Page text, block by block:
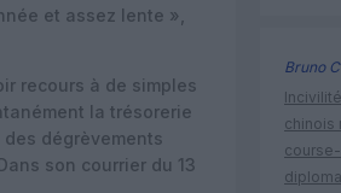
et assez lente »,
recours à de simples
la trésorerie
dégrèvements
son courrier du 13
Bruno C
chinois